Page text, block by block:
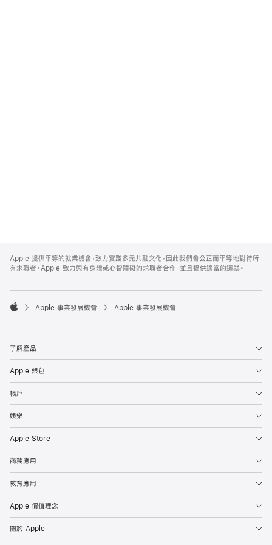
Footer
Apple 提供平等的就業機會，致力實踐多元共融文化，因此我們會公正而平等地對待所
有求職者。Apple 致力與有身體或心智障礙的求職者合作，並且提供適當的遷就。

Apple 事業發展機會 Apple 事業發展機會
了解產品
Apple 銀包
帳戶
娛樂
Apple Store
商務應用
教育應用
Apple 價值理念
關於 Apple